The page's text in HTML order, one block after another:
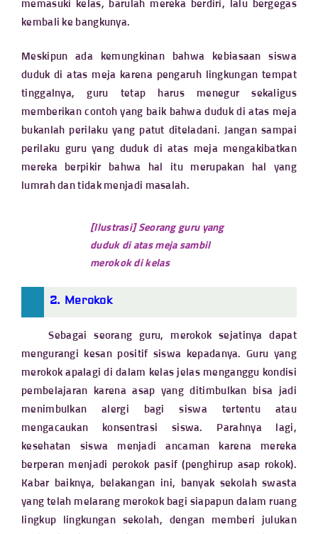
memasuki kelas, barulah mereka berdiri, lalu bergegas
kembali ke bangkunya.
Meskipun ada kemungkinan bahwa kebiasaan siswa
duduk di atas meja karena pengaruh lingkungan tempat
tinggalnya, guru tetap harus menegur sekaligus
memberikan contoh yang baik bahwa duduk di atas meja
bukanlah perilaku yang patut diteladani. Jangan sampai
perilaku guru yang duduk di atas meja mengakibatkan
mereka berpikir bahwa hal itu merupakan hal yang
lumrah dan tidak menjadi masalah.
[Ilustrasi] Seorang guru yang
duduk di atas meja sambil
merokok di kelas
2. Merokok
Sebagai seorang guru, merokok sejatinya dapat
mengurangi kesan positif siswa kepadanya. Guru yang
merokok apalagi di dalam kelas jelas menganggu kondisi
pembelajaran karena asap yang ditimbulkan bisa jadi
menimbulkan alergi bagi siswa tertentu atau
mengacaukan konsentrasi siswa. Parahnya lagi,
kesehatan siswa menjadi ancaman karena mereka
berperan menjadi perokok pasif (penghirup asap rokok).
Kabar baiknya, belakangan ini, banyak sekolah swasta
yang telah melarang merokok bagi siapapun dalam ruang
lingkup lingkungan sekolah, dengan memberi julukan